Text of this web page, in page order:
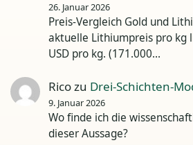
26. Januar 2026
Preis-Vergleich Gold und
aktuelle Lithiumpreis pro kg
USD pro kg. (171.000…
Ricozu Drei-Schichten-
9. Januar 2026
Wo finde ich die
dieser Aussage?